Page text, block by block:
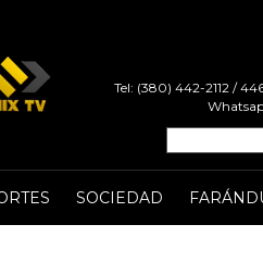
Tel: (380) 442-2112 /
SOCIEDAD